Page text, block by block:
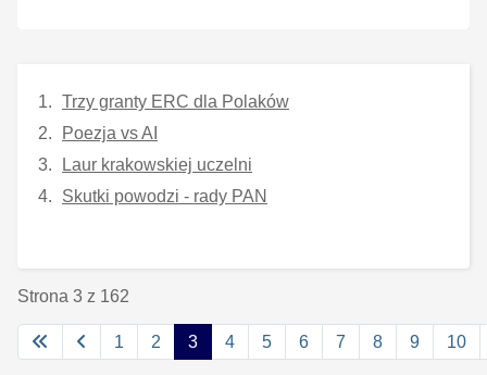
Trzy granty ERC dla Polaków
Poezja vs AI
Laur krakowskiej uczelni
Skutki powodzi - rady PAN
Strona 3 z 162
1 2 3 4 5 6 7 8 9 10